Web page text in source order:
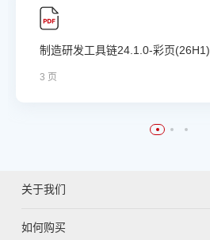
制造研发工具链24.1.0-彩页(26H1)
3 页
关于我们
如何购买